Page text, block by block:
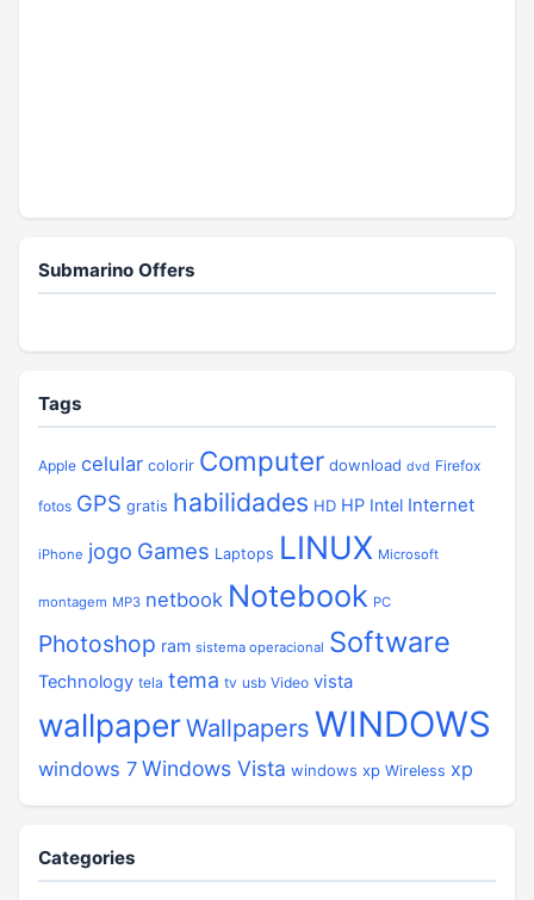
Submarino Offers
Tags
Apple celular colorir Computer download dvd Firefox
fotos GPS gratis habilidades HD HP Intel Internet
iPhone jogo Games Laptops LINUX Microsoft
montagem MP3 netbook Notebook PC
Photoshop ram sistema operacional Software
Technology tela tema tv usb Video vista
wallpaperWallpapers WINDOWS
windows 7 Windows Vista windows xp Wireless xp
Categories